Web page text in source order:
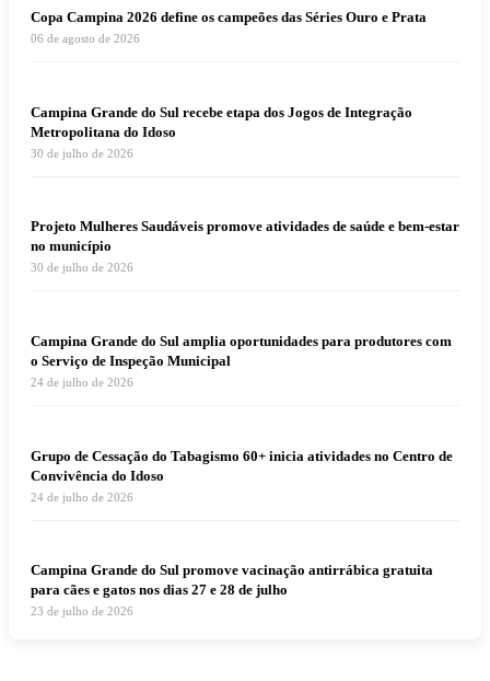
Copa Campina 2026 define os campeões das Séries Ouro e Prata
06 de agosto de 2026
Campina Grande do Sul recebe etapa dos Jogos de Integração
Metropolitana do Idoso
30 de julho de 2026
Projeto Mulheres Saudáveis promove atividades de saúde e bem-estar
no município
30 de julho de 2026
Campina Grande do Sul amplia oportunidades para produtores com
o Serviço de Inspeção Municipal
24 de julho de 2026
Grupo de Cessação do Tabagismo 60+ inicia atividades no Centro de
Convivência do Idoso
24 de julho de 2026
Campina Grande do Sul promove vacinação antirrábica gratuita
para cães e gatos nos dias 27 e 28 de julho
23 de julho de 2026